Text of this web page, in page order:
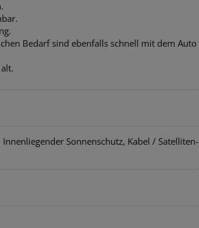
Bedarf sind ebenfalls schnell mit dem Auto
Innenliegender Sonnenschutz Kabel / Satelliten-